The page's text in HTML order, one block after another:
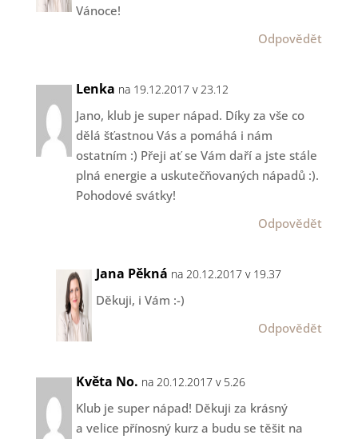
Vánoce!
Odpovědět
Lenka na 19.12.2017 v 23.12
Jano, klub je super nápad. Díky za vše co
dělá šťastnou Vás a pomáhá i nám
ostatním :) Přeji ať se Vám daří a jste stále
plná energie a uskutečňovaných nápadů :).
Pohodové svátky!
Odpovědět
Jana Pěkná na 20.12.2017 v 19.37
Děkuji, i Vám :-)
Odpovědět
Květa No. na 20.12.2017 v 5.26
Klub je super nápad! Děkuji za krásný
a velice přínosný kurz a budu se těšit na